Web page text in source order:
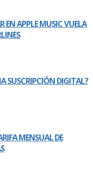
EN APPLE MUSIC VUELA
SUSCRIPCIÓN DIGITAL?
MENSUAL DE